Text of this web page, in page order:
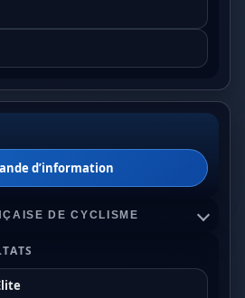
d’information
DE CYCLISME